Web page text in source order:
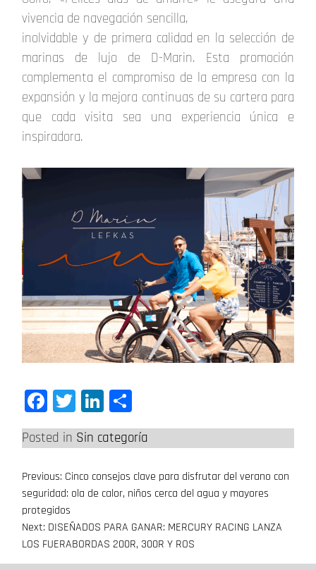
vivencia de navegación sencilla,
inolvidable y de primera calidad en la selección de
marinas de lujo de D-Marin. Esta promoción
complementa el compromiso de la empresa con la
expansión y la mejora continuas de su cartera para
que cada visita sea una experiencia única e
inspiradora.
Facebook
TwitterLinkedIn
Posted in Sin categoría
Navegación
de
entradas
Previous: Cinco consejos clave para disfrutar del verano con
seguridad: ola de calor, niños cerca del agua y mayores
protegidos
Next: DISEÑADOS PARA GANAR: MERCURY RACING LANZA
LOS FUERABORDAS 200R, 300R Y ROS